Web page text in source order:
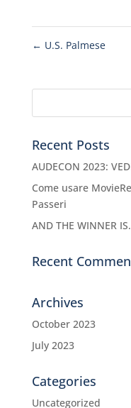
← U.S. Palmese
Recent Posts
AUDECON 2023:
Come usare
Passeri
AND THE WINNER
Recent
Archives
October 2023
July 2023
Categories
Uncategorized